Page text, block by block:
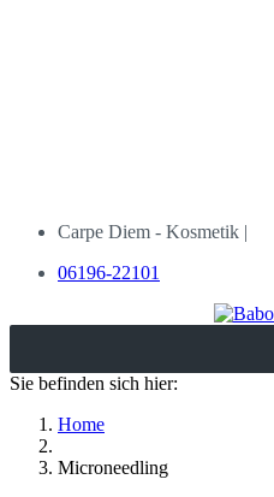
Carpe Diem - Kosmetik |
06196-22101
Sie befinden sich hier:
Home
Microneedling